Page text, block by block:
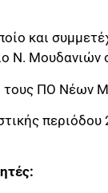
και
Ν. Μουδανιών
τους ΠΟ Νέων